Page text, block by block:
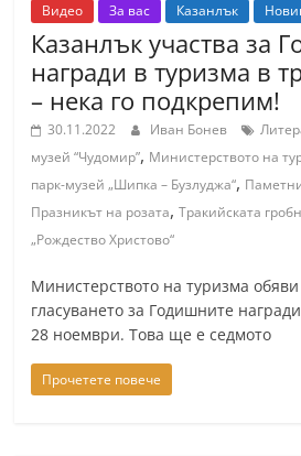
Видео За вас Казанлък
Казанлък участва за
награди в туризма в
– нека го подкрепим!
30.11.2022 Иван Бонев
музей “Чудомир”, Министерството на
парк-музей „Шипка – Бузлуджа“,
Празникът на розата,Тракийската
„Рождество Христово“
Министерството на туризма
гласуването за Годишните
28 ноември. Това ще е седмото
Прочетете повече